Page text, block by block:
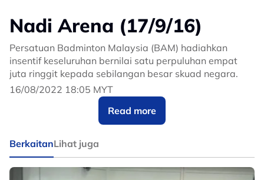
Nadi Arena (17/9/16)
Persatuan Badminton Malaysia (BAM) hadiahkan
insentif keseluruhan bernilai satu perpuluhan empat
juta ringgit kepada sebilangan besar skuad negara.
16/08/2022 18:05 MYT
Read more
BerkaitanLihat juga